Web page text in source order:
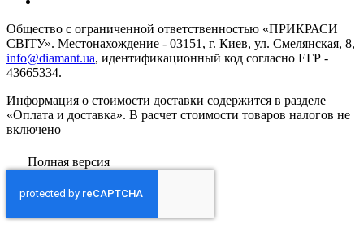
Общество с ограниченной ответственностью «ПРИКРАСИ
СВІТУ». Местонахождение - 03151, г. Киев, ул. Смелянская, 8,
info@diamant.ua, идентификационный код согласно ЕГР -
43665334.
Информация о стоимости доставки содержится в разделе
«Оплата и доставка». В расчет стоимости товаров налогов не
включено
Полная версия